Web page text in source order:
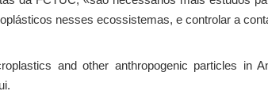
nesses ecossistemas, e controlar a
and other anthropogenic particles in